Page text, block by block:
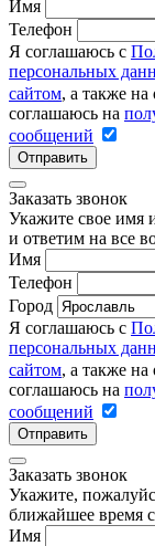
Имя
Телефон
Я соглашаюсь с
персональных
сайтом, а также
соглашаюсь на
сообщений
Отправить
Заказать звонок
Укажите свое имя
и ответим на все
Имя
Телефон
Город
Я соглашаюсь с
персональных
сайтом, а также
соглашаюсь на
сообщений
Отправить
Заказать звонок
Укажите,
ближайшее время
Имя